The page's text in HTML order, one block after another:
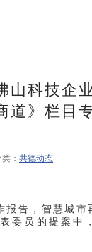
山科技企
》栏目
： 共德动态
报告，智慧城市
委员的提案中